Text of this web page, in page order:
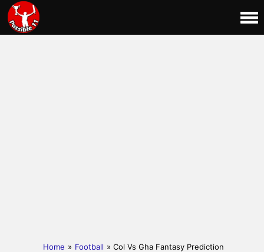
Home » Football » Col Vs Gha Fantasy Prediction